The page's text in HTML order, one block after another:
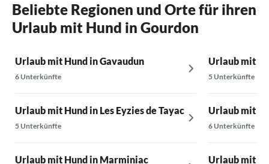
Beliebte Regionen und Orte für ihren
Urlaub mit Hund in Gourdon
Urlaub mit Hund in Gavaudun
6 Unterkünfte
Urlaub mit Hund in Les Eyzies de Tayac
5 Unterkünfte
Urlaub mit Hund in Marminiac
Urlaub mit
5 Unterkünfte
Urlaub mit
6 Unterkünfte
Urlaub mit